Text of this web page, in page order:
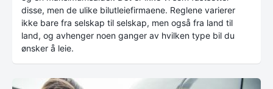
disse, men de ulike bilutleiefirmaene. Reglene varierer
ikke bare fra selskap til selskap, men også fra land til
land, og avhenger noen ganger av hvilken type bil du
ønsker å leie.